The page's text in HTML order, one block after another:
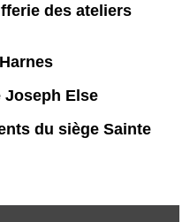
des ateliers
Joseph Else
du siège Sainte